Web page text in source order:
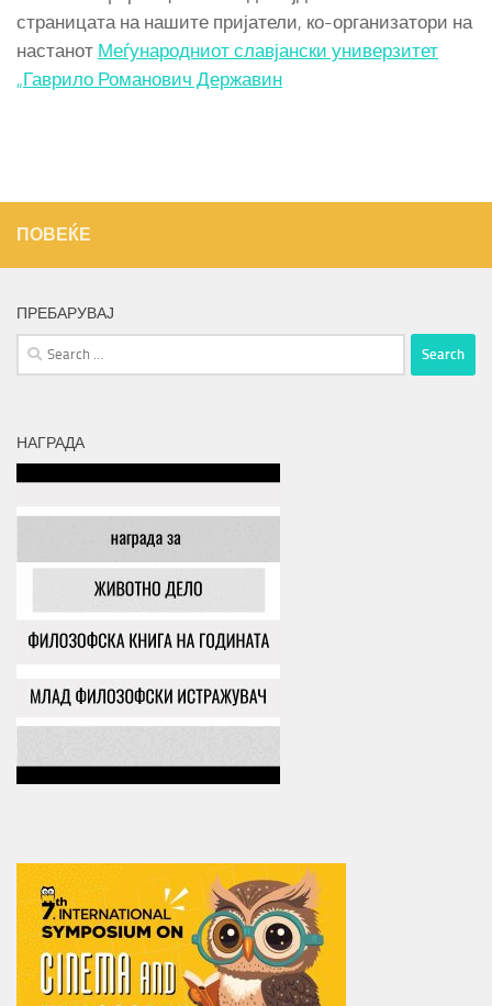
страницата на нашите пријатели, ко-организатори на
настанот Меѓународниот славјански универзитет
„Гаврило Романович Державин
ПОВЕЌЕ
ПРЕБАРУВАЈ
Search
for:
НАГРАДА